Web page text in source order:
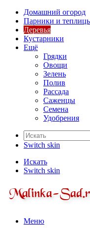
Домашний огород
Парники и
Деревья
Кустарники
Ещё
Грядки
Овощи
Зелень
Полив
Рассада
Саженцы
Семена
Удобрения
Switch skin
Искать
Switch skin
Меню